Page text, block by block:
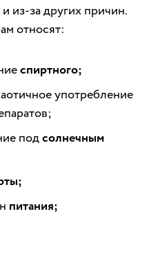
из-за других причин.
относят:
спиртного;
употребление
подсолнечным
питания;